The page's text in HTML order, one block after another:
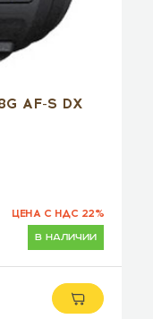
AF-S DX
в наличии
ЦЕНА С НДС 22%